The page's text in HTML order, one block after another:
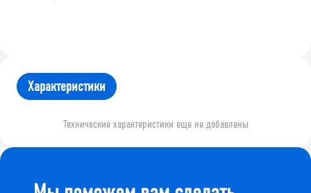
Характеристики
Технические характеристики еще не добавлены